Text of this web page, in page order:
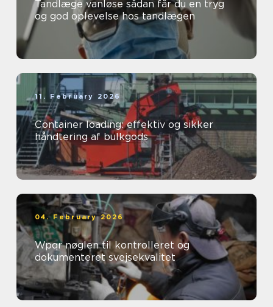
Tandlæge vanløse sådan får du en tryg
og god oplevelse hos tandlægen
11. February 2026
Container loading: effektiv og sikker
håndtering af bulkgods
04. February 2026
Wpqr nøglen til kontrolleret og
dokumenteret svejsekvalitet